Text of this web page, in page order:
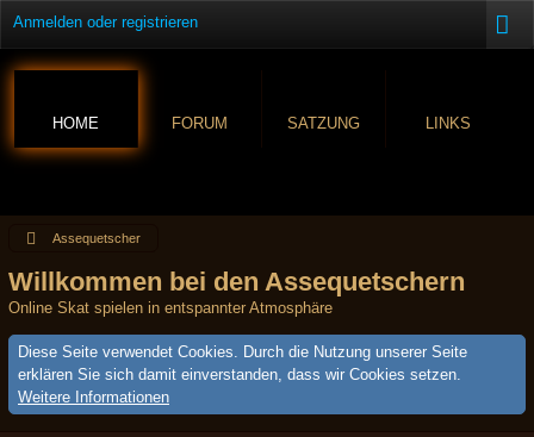
Anmelden oder registrieren
HOME FORUM SATZUNG LINKS
Assequetscher
Willkommen bei den Assequetschern
Online Skat spielen in entspannter Atmosphäre
Diese Seite verwendet Cookies. Durch die Nutzung unserer Seite
erklären Sie sich damit einverstanden, dass wir Cookies setzen.
Weitere Informationen